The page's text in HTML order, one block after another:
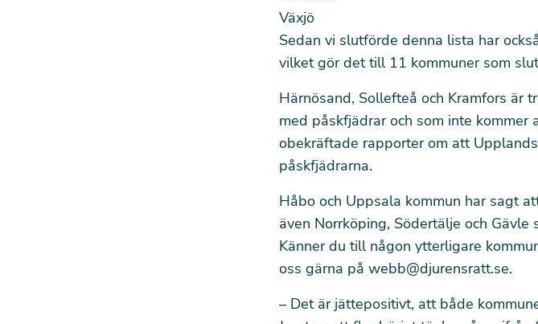
Växjö
Sedan vi slutförde denna lista har
vilket gör det till 11 kommuner som
Härnösand, Sollefteå och Kramfors är
med påskfjädrar och som inte
obekräftade rapporter om att
påskfjädrarna.
Håbo och Uppsala kommun har sagt
även Norrköping, Södertälje och
Känner du till någon ytterligare
oss gärna på webb@djurensratt.se.
– Det är jättepositivt, att både